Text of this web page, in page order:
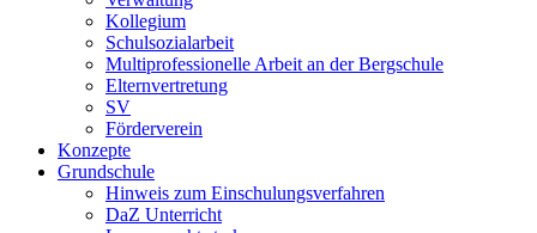
Kollegium
Schulsozialarbeit
Multiprofessionelle Arbeit an der Bergschule
Elternvertretung
SV
Förderverein
Konzepte
Grundschule
Hinweis zum Einschulungsverfahren
DaZ Unterricht